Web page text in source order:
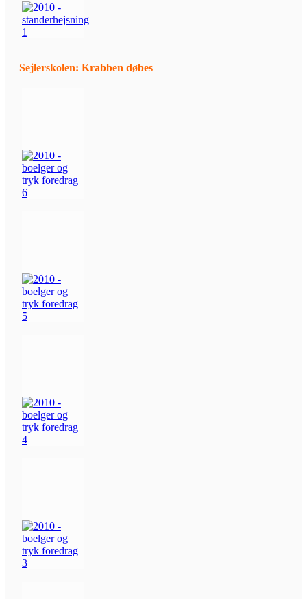
Sejlerskolen: Krabben døbes